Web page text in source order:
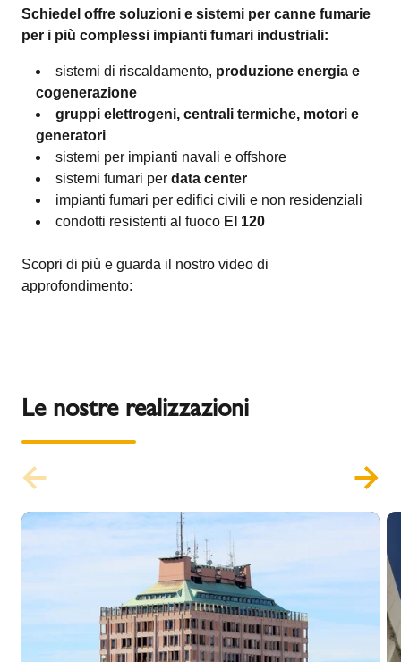
Schiedel offre soluzioni e sistemi per canne fumarie
per i più complessi impianti fumari industriali:
sistemi di riscaldamento, produzione energia e
cogenerazione
gruppi elettrogeni, centrali termiche, motori e
generatori
sistemi per impianti navali e offshore
sistemi fumari per data center
impianti fumari per edifici civili e non residenziali
condotti resistenti al fuoco EI 120
Scopri di più e guarda il nostro video di
approfondimento:
Le nostre realizzazioni